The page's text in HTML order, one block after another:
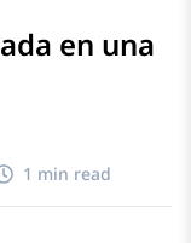
en una
1 min read